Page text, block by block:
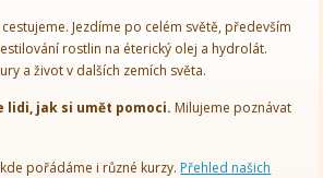
Jezdíme po celém světě, především
rostlin na éterický olej a hydrolát.
a život v dalších zemích světa.
lidi, jak si umět pomoci. Milujeme poznávat
pořádáme i různé kurzy. Přehled našich